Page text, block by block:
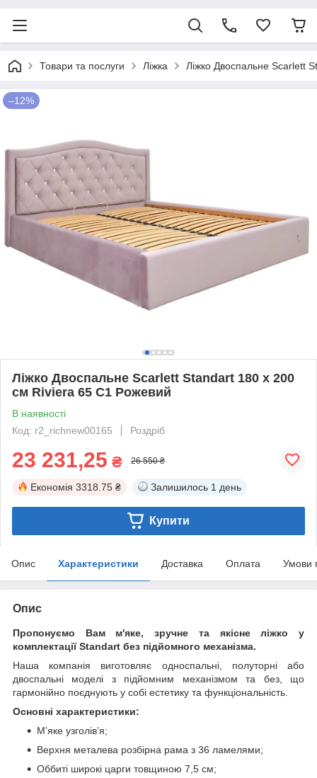
Товари та послуги Ліжка Ліжко Двоспальне Scarlett
–12%
Ліжко Двоспальне Scarlett Standart 180 х 200
см Riviera 65 С1 Рожевий
В наявності
Код: r2_richnew00165
Роздріб
23 231,25 ₴ 26 550 ₴
Економія 3318.75 ₴ Залишилось 1 день
Купити
Опис Характеристики Доставка Оплата Умови
Опис
Пропонуємо Вам м'яке, зручне та якiсне ліжко у
комплектації Standart без підйомного механізма.
Наша компанія виготовляє односпальні, полуторні або
двоспальні моделі з підйомним механізмом та без, що
гармонійно поєднують у собі естетику та функціональність.
Основні характеристики:
М’яке узголів’я;
Верхня металева розбірна рама з 36 ламелями;
Оббиті широкі царги товщиною 7,5 см;